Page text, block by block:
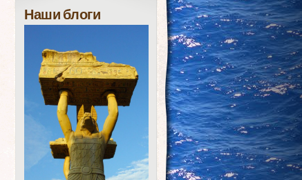
Наши блоги